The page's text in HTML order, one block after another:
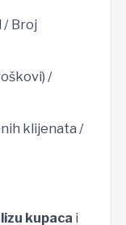
/ Broj
/
klijenata /
kupaca i